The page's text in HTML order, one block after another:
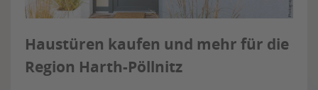
Haustüren kaufen und mehr für die
Region Harth-Pöllnitz